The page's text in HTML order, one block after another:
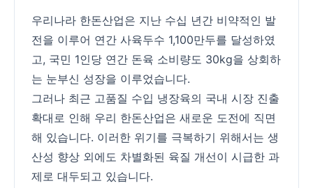
우리나라 한돈산업은 지난 수십 년간 비약적인 발
전을 이루어 연간 사육두수 1,100만두를 달성하였
고, 국민 1인당 연간 돈육 소비량도 30kg을 상회하
는 눈부신 성장을 이루었습니다.
그러나 최근 고품질 수입 냉장육의 국내 시장 진출
확대로 인해 우리 한돈산업은 새로운 도전에 직면
해 있습니다. 이러한 위기를 극복하기 위해서는 생
산성 향상 외에도 차별화된 육질 개선이 시급한 과
제로 대두되고 있습니다.